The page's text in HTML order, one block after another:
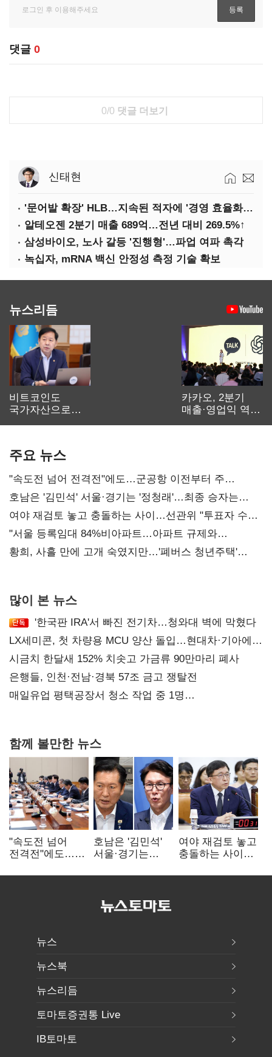
댓글 0
0/0 댓글 더보기
신태현
'문어발 확장' HLB…지속된 적자에 '경영 효율화' 관건
알테오젠 2분기 매출 689억…전년 대비 269.5%↑
삼성바이오, 노사 갈등 '진행형'…파업 여파 촉각
녹십자, mRNA 백신 안정성 측정 기술 확보
뉴스리듬
비트코인도
국가자산으로…'
카카오, 2분기
매출·영업익 역대
주요 뉴스
"속도전 넘어 전격전"에도…군공항 이전부터 주
52시간까지 '뇌관'
호남은 '김민석' 서울·경기는 '정청래'…최종 승자는
'안갯속'
여야 재검토 놓고 충돌하는 사이…선관위 "투표자 수
오차 당연"
"서울 등록임대 84%비아파트…아파트 규제와
달리해야"
황희, 사흘 만에 고개 숙였지만…'폐버스 청년주택'
많이 본 뉴스
'한국판 IRA'서 빠진 전기차…청와대 벽에 막혔다
LX세미콘, 첫 차량용 MCU 양산 돌입…현대차·기아에
공급
시금치 한달새 152% 치솟고 가금류 90만마리 폐사
은행들, 인천·전남·경북 57조 금고 쟁탈전
매일유업 평택공장서 청소 작업 중 1명
함께 볼만한 뉴스
"속도전 넘어
전격전"에도…
주 52시간까지
호남은 '김민석'
서울·경기는
승자는 '안갯속'
여야 재검토 놓고
충돌하는 사이…
수 오차 당연"
뉴스
뉴스북
뉴스리듬
토마토증권통 Live
IB토마토